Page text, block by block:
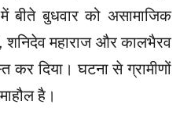
बुधवार को असामाजिक
शनिदेव महाराज और कालभैरव
कर दिया। घटना से ग्रामीणों
है।